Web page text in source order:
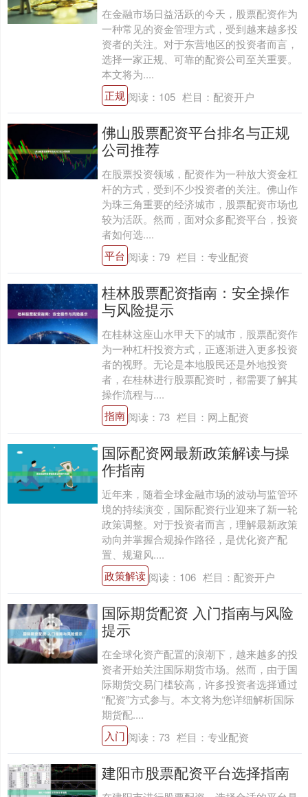
在金融市场日益活跃的今天，股票配资作为
一种常见的资金管理方式，受到越来越多投
资者的关注。对于东营地区的投资者而言，
选择一家正规、可靠的配资公司至关重要。
本文将为....
正规 阅读： 105 栏目： 配资开户
佛山股票配资平台排名与正规
公司推荐
在股票投资领域，配资作为一种放大资金杠
杆的方式，受到不少投资者的关注。佛山作
为珠三角重要的经济城市，股票配资市场也
较为活跃。然而，面对众多配资平台，投资
者如何选....
平台 阅读： 79 栏目： 专业配资
桂林股票配资指南：安全操作
与风险提示
在桂林这座山水甲天下的城市，股票配资作
为一种杠杆投资方式，正逐渐进入更多投资
者的视野。无论是本地股民还是外地投资
者，在桂林进行股票配资时，都需要了解其
操作流程与....
指南 阅读： 73 栏目： 网上配资
国际配资网最新政策解读与操
作指南
近年来，随着全球金融市场的波动与监管环
境的持续演变，国际配资行业迎来了新一轮
政策调整。对于投资者而言，理解最新政策
动向并掌握合规操作路径，是优化资产配
置、规避风....
政策解读 阅读： 106 栏目： 配资开户
国际期货配资 入门指南与风险
提示
在全球化资产配置的浪潮下，越来越多的投
资者开始关注国际期货市场。然而，由于国
际期货交易门槛较高，许多投资者选择通过
“配资”方式参与。本文将为您详细解析国际
期货配....
入门 阅读： 73 栏目： 专业配资
建阳市股票配资平台选择指南